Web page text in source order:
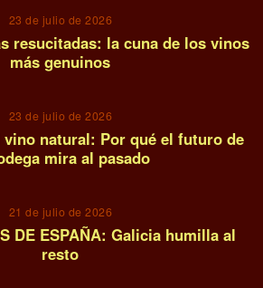
23 de julio de 2026
resucitadas: la cuna de los vinos
más genuinos
23 de julio de 2026
natural: Por qué el futuro de
mira al pasado
21 de julio de 2026
DE ESPAÑA: Galicia humilla al
resto